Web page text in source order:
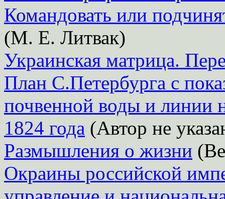
Командовать или
(М. Е. Литвак)
Украинская матрица.
План С.Петербурга с
почвенной воды и линии
1824 года (Автор не
Размышления о жизни
Окраины российской